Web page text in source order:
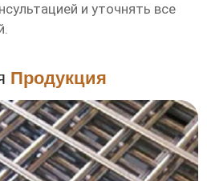
и уточнять все
Продукция